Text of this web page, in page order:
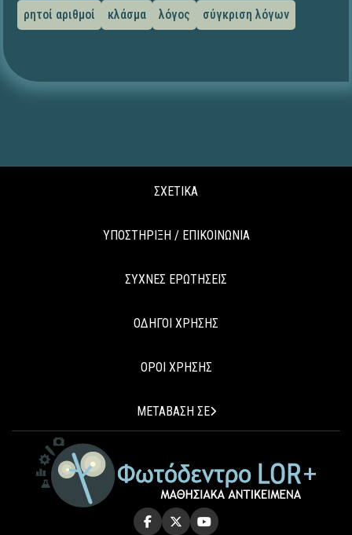
ρητοί αριθμοί
κλάσμα λόγος σύγκριση λόγων
ΣΧΕΤΙΚΑ
ΥΠΟΣΤΗΡΙΞΗ / ΕΠΙΚΟΙΝΩΝΙΑ
ΣΥΧΝΕΣ ΕΡΩΤΗΣΕΙΣ
ΟΔΗΓΟΙ ΧΡΗΣΗΣ
ΟΡΟΙ ΧΡΗΣΗΣ
ΜΕΤΑΒΑΣΗ ΣΕ